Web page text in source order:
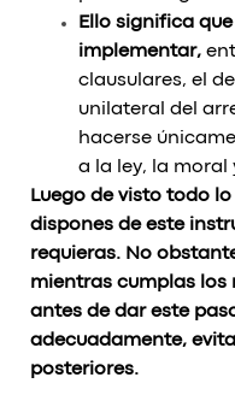
Ello significa
implementar,
clausulares, el
unilateral del
hacerse
a la ley, la moral
Luego de visto todo
dispones de este
requieras. No
mientras cumplas los
antes de dar este
adecuadamente,
posteriores.